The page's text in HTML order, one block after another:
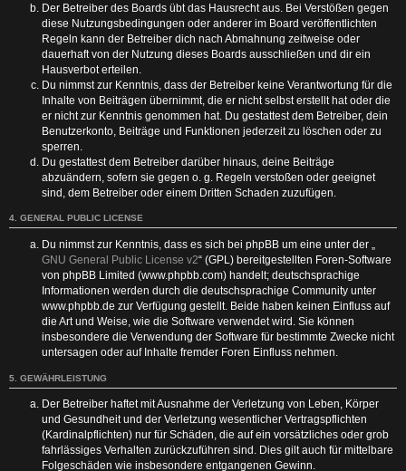
Der Betreiber des Boards übt das Hausrecht aus. Bei Verstößen gegen
diese Nutzungsbedingungen oder anderer im Board veröffentlichten
Regeln kann der Betreiber dich nach Abmahnung zeitweise oder
dauerhaft von der Nutzung dieses Boards ausschließen und dir ein
Hausverbot erteilen.
Du nimmst zur Kenntnis, dass der Betreiber keine Verantwortung für die
Inhalte von Beiträgen übernimmt, die er nicht selbst erstellt hat oder die
er nicht zur Kenntnis genommen hat. Du gestattest dem Betreiber, dein
Benutzerkonto, Beiträge und Funktionen jederzeit zu löschen oder zu
sperren.
Du gestattest dem Betreiber darüber hinaus, deine Beiträge
abzuändern, sofern sie gegen o. g. Regeln verstoßen oder geeignet
sind, dem Betreiber oder einem Dritten Schaden zuzufügen.
4. GENERAL PUBLIC LICENSE
Du nimmst zur Kenntnis, dass es sich bei phpBB um eine unter der „
GNU General Public License v2“ (GPL) bereitgestellten Foren-Software
von phpBB Limited (www.phpbb.com) handelt; deutschsprachige
Informationen werden durch die deutschsprachige Community unter
www.phpbb.de zur Verfügung gestellt. Beide haben keinen Einfluss auf
die Art und Weise, wie die Software verwendet wird. Sie können
insbesondere die Verwendung der Software für bestimmte Zwecke nicht
untersagen oder auf Inhalte fremder Foren Einfluss nehmen.
5. GEWÄHRLEISTUNG
Der Betreiber haftet mit Ausnahme der Verletzung von Leben, Körper
und Gesundheit und der Verletzung wesentlicher Vertragspflichten
(Kardinalpflichten) nur für Schäden, die auf ein vorsätzliches oder grob
fahrlässiges Verhalten zurückzuführen sind. Dies gilt auch für mittelbare
Folgeschäden wie insbesondere entgangenen Gewinn.